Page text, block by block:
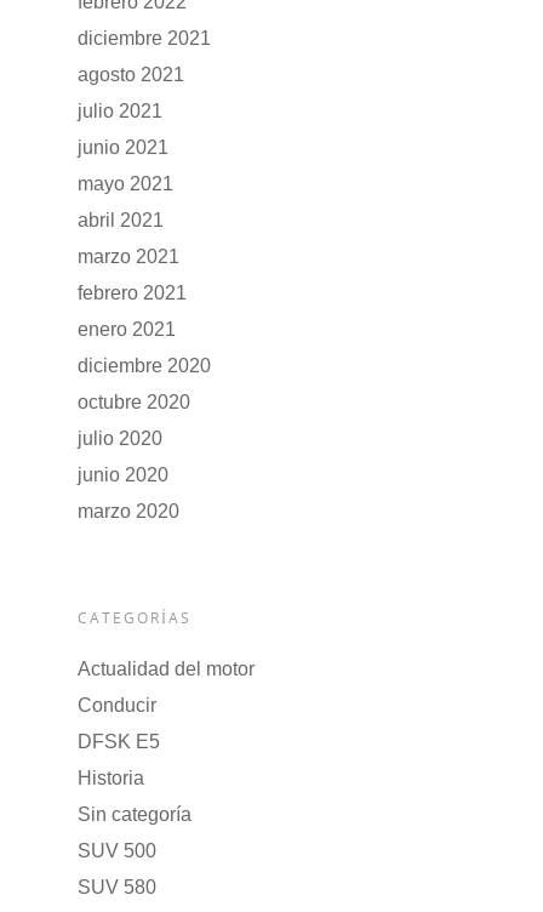
diciembre 2021
agosto 2021
julio 2021
junio 2021
mayo 2021
abril 2021
marzo 2021
febrero 2021
enero 2021
diciembre 2020
octubre 2020
julio 2020
junio 2020
marzo 2020
CATEGORÍAS
Actualidad del motor
Conducir
DFSK E5
Historia
Sin categoría
SUV 500
SUV 580